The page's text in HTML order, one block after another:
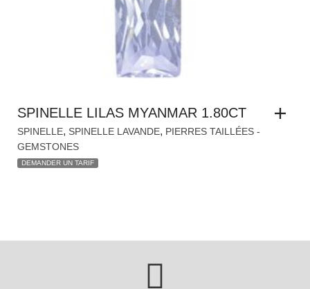
SPINELLE LILAS MYANMAR 1.80CT
SPINELLE, SPINELLE LAVANDE, PIERRES TAILLÉES -
GEMSTONES
DEMANDER UN TARIF